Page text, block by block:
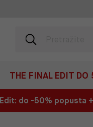
THE FINAL EDIT
do -50% popusta